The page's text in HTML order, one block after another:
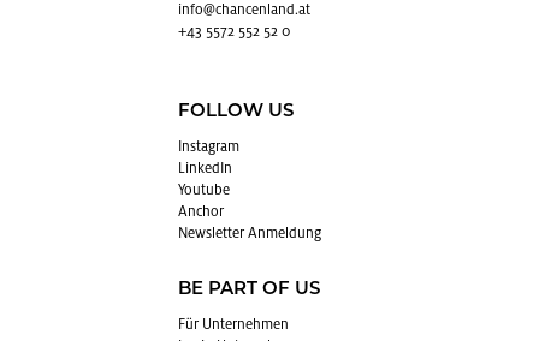
info@​chancenland.​at
+43 5572 552 52 0
FOLLOW US
In­sta­gram
Lin­kedIn
You­tube
An­chor
News­let­ter An­mel­dung
BE PART OF US
Für Un­ter­neh­men